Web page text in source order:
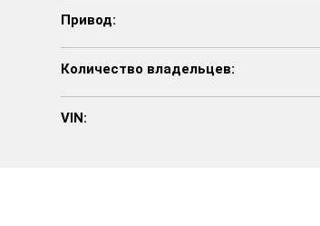
Привод:
Количество владельцев:
VIN: